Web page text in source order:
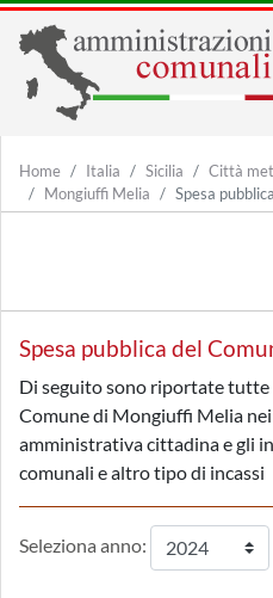
Home Italia Sicilia
Città
Mongiuffi Melia
Spesa pubblica
Spesa pubblica del
Di seguito sono riportate tutte
Comune di Mongiuffi Melia
amministrativa cittadina e gli
comunali e altro tipo di incassi
Seleziona anno: